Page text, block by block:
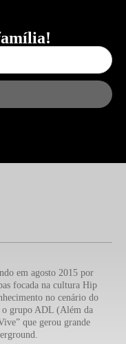
em agosto 2015 por
focada na cultura Hip
no cenário do
o grupo ADL (Além da
que gerou grande